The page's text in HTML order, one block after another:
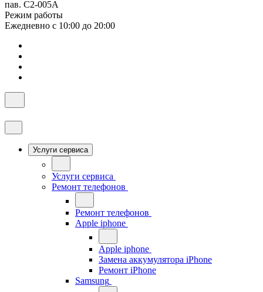
пав. C2-005A
Режим работы
Ежедневно с 10:00 до 20:00
Услуги сервиса
Услуги сервиса
Ремонт телефонов
Ремонт телефонов
Apple iphone
Apple iphone
Замена аккумулятора iPhone
Ремонт iPhone
Samsung